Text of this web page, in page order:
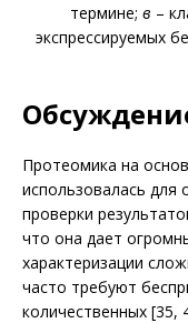
термине; в –
экспрессируемых
Протеомика на
использовалась для
проверки
что она дает
характеризации
часто требуют
количественных [35,